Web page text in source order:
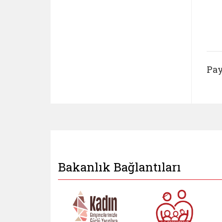
Bakanlık Bağlantıları